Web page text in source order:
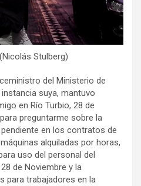
Stulberg)
del Ministerio de
suya, mantuvo
en Río Turbio, 28 de
preguntarme sobre la
en los contratos de
alquiladas por horas,
uso del personal del
de Noviembre y la
para trabajadores en la